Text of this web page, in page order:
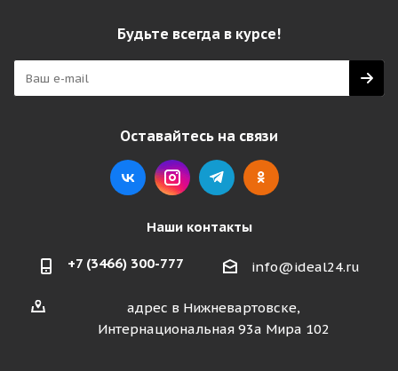
Будьте всегда в курсе!
Оставайтесь на связи
Наши контакты
+7 (3466) 300-777 info@ideal24.ru
адрес в Нижневартовске,
Интернациональная 93а Мира 102